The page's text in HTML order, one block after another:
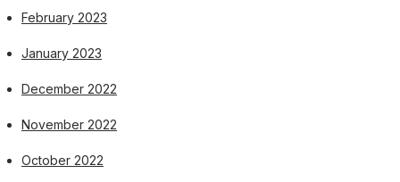
February 2023
January 2023
December 2022
November 2022
October 2022